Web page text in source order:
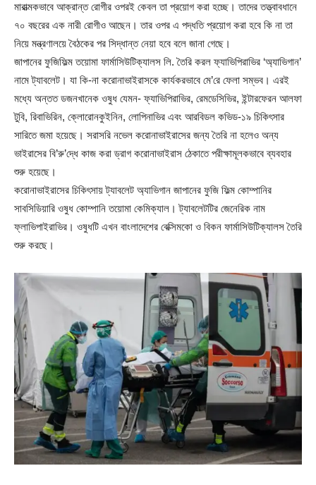
মারাত্মকভাবে আক্রান্ত রোগীর ওপরই কেবল তা প্রয়োগ করা হচ্ছে। তাদের তত্ত্বাবধানে
৭০ বছরের এক নারী রোগীও আছেন। তার ওপর এ পদ্ধতি প্রয়োগ করা হবে কি না তা
নিয়ে মন্ত্রণালয়ে বৈঠকের পর সিদ্ধান্ত নেয়া হবে বলে জানা গেছে।
জাপানের ফুজিফিল্ম তয়োমা ফার্মাসিউটিক্যালস লি. তৈরি করল ফ্যাভিপিরাভির ‘অ্যাভিগান’
নামে ট্যাবলেট। যা কি-না করোনাভাইরাসকে কার্যকরভাবে মে’রে ফেলা সম্ভব। এরই
মধ্যে অন্তত ডজনখানেক ওষুধ যেমন- ফ্যাভিপিরাভির, রেমডেসিভির, ইন্টারফেরন আলফা
টুবি, রিবাভিরিন, ক্লোরোনকুইনিন, লোপিনাভির এবং আরবিডল কভিড-১৯ চিকিৎসার
সারিতে জমা হয়েছে। সরাসরি নভেল করোনাভাইরাসের জন্য তৈরি না হলেও অন্য
ভাইরাসের বি’রু’দ্ধে কাজ করা ড্রাগ করোনাভাইরাস ঠেকাতে পরীক্ষামূলকভাবে ব্যবহার
শুরু হয়েছে।
করোনাভাইরাসের চিকিৎসায় ট্যাবলেট অ্যাভিগান জাপানের ফুজি ফিল্ম কোম্পানির
সাবসিডিয়ারি ওষুধ কোম্পানি তয়োমা কেমিক্যাল। ট্যাবলেটটির জেনেরিক নাম
ফ্লাভিপাইরাভির। ওষুধটি এখন বাংলাদেশের বেক্সিমকো ও বিকন ফার্মাসিউটিক্যালস তৈরি
শুরু করছে।